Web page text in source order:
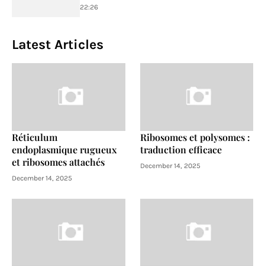
22:26
Latest Articles
Réticulum
endoplasmique rugueux
et ribosomes attachés
December 14, 2025
Ribosomes et polysomes :
traduction efficace
December 14, 2025